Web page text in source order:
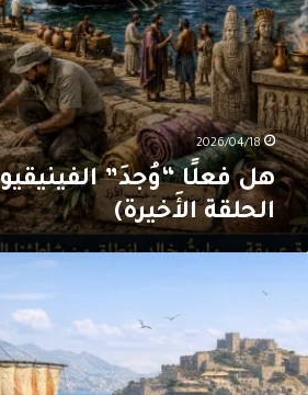
2026/04/18
الحلقة الأَخيرة)
(2
من